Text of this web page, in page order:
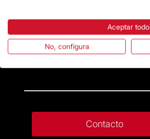
Contacto
Aceptar todo
No, configura